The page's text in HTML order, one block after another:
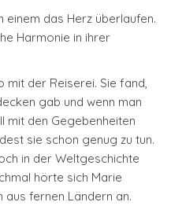
einem das Herz überlaufen.
Harmonie in ihrer
mit der Reiserei. Sie fand,
gab und wenn man
den Gegebenheiten
sie schon genug zu tun.
in der Weltgeschichte
hörte sich Marie
fernen Ländern an.